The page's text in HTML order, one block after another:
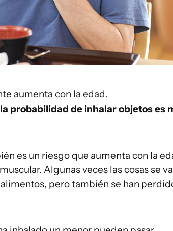
aumenta con la edad.
probabilidad de inhalar objetos es
es un riesgo que aumenta con la
Algunas veces las cosas se
pero también se han